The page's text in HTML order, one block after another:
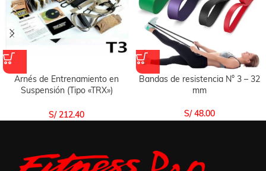
Arnés de Entrenamiento en
Suspensión (Tipo «TRX»)
S/212.40
Bandas de resistencia N° 3 – 32
mm
S/48.00